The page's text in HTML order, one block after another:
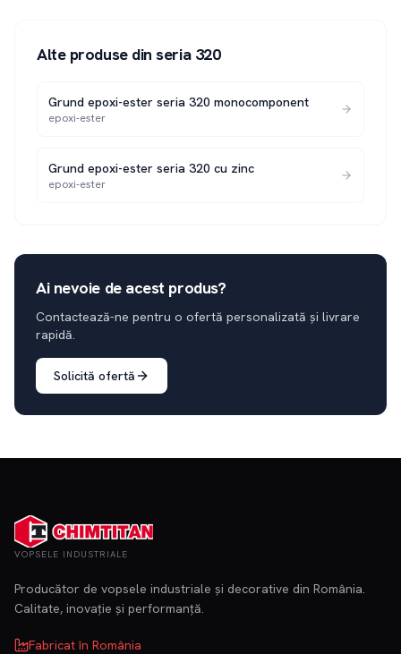
Alte produse din seria 320
Grund epoxi-ester seria 320 monocomponent
epoxi-ester
Grund epoxi-ester seria 320 cu zinc
epoxi-ester
Ai nevoie de acest produs?
Contactează-ne pentru o ofertă personalizată și livrare
rapidă.
Solicită ofertă
VOPSELE INDUSTRIALE
Producător de vopsele industriale și decorative din România.
Calitate, inovație și performanță.
Fabricat în România